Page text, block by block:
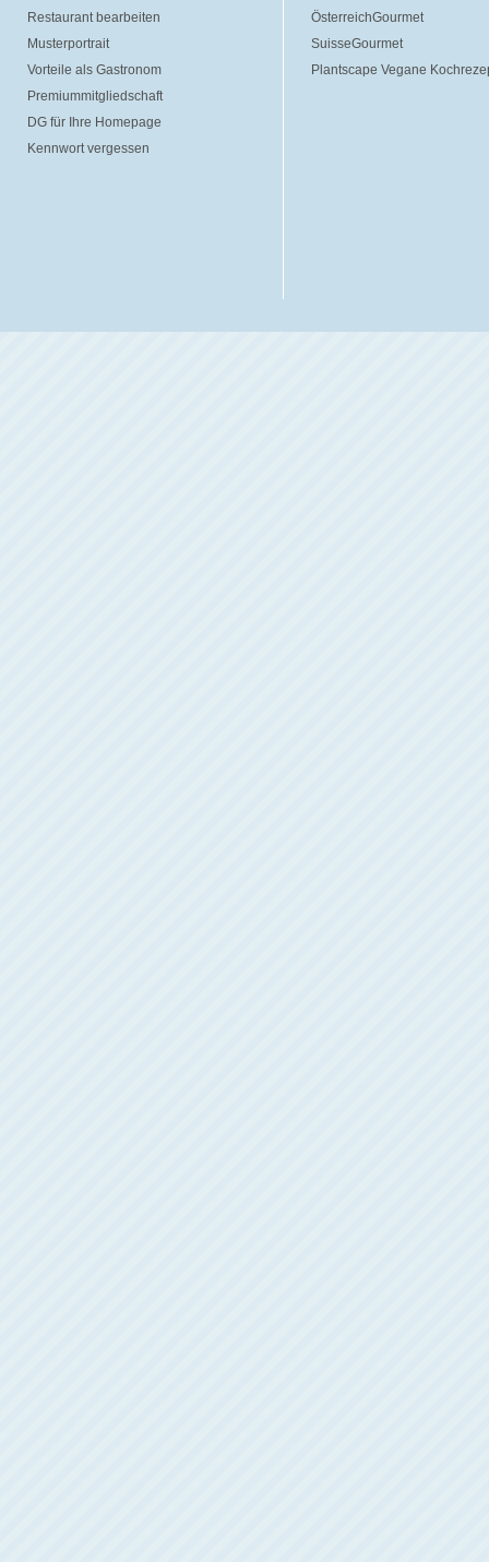
Restaurant bearbeiten
Musterportrait
Vorteile als Gastronom
Premiummitgliedschaft
DG für Ihre Homepage
Kennwort vergessen
ÖsterreichGourmet
SuisseGourmet
Plantscape Vegane